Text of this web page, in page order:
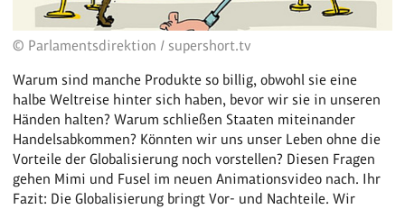
© Parlamentsdirektion / supershort.tv
Warum sind manche Produkte so billig, obwohl sie eine
halbe Weltreise hinter sich haben, bevor wir sie in unseren
Händen halten? Warum schließen Staaten miteinander
Handelsabkommen? Könnten wir uns unser Leben ohne die
Vorteile der Globalisierung noch vorstellen? Diesen Fragen
gehen Mimi und Fusel im neuen Animationsvideo nach. Ihr
Fazit: Die Globalisierung bringt Vor- und Nachteile. Wir